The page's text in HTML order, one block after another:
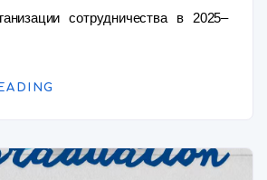
сотрудничества в 2025–